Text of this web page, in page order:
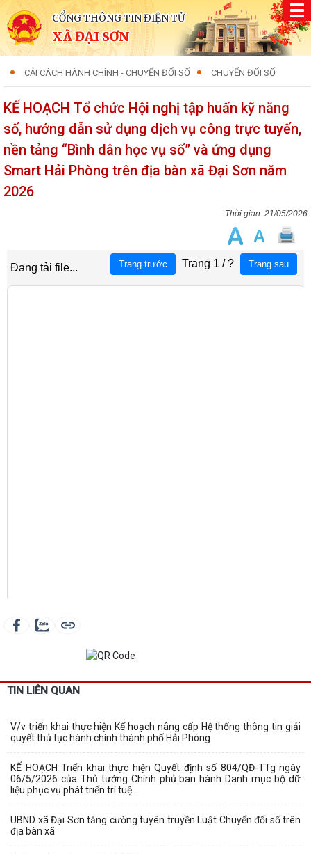
CỔNG THÔNG TIN ĐIỆN TỬ
XÃ ĐẠI SƠN
CẢI CÁCH HÀNH CHÍNH - CHUYỂN ĐỔI SỐ CHUYỂN ĐỔI SỐ
KẾ HOẠCH Tổ chức Hội nghị tập huấn kỹ năng
số, hướng dẫn sử dụng dịch vụ công trực tuyến,
nền tảng “Bình dân học vụ số” và ứng dụng
Smart Hải Phòng trên địa bàn xã Đại Sơn năm
2026
21/05/2026
TIN LIÊN QUAN
V/v triển khai thực hiện Kế hoạch nâng cấp Hệ thống thông tin giải
quyết thủ tục hành chính thành phố Hải Phòng
KẾ HOẠCH Triển khai thực hiện Quyết định số 804/QĐ-TTg ngày
06/5/2026 của Thủ tướng Chính phủ ban hành Danh mục bộ dữ
liệu phục vụ phát triển trí tuệ...
UBND xã Đại Sơn tăng cường tuyên truyền Luật Chuyển đổi số trên
địa bàn xã